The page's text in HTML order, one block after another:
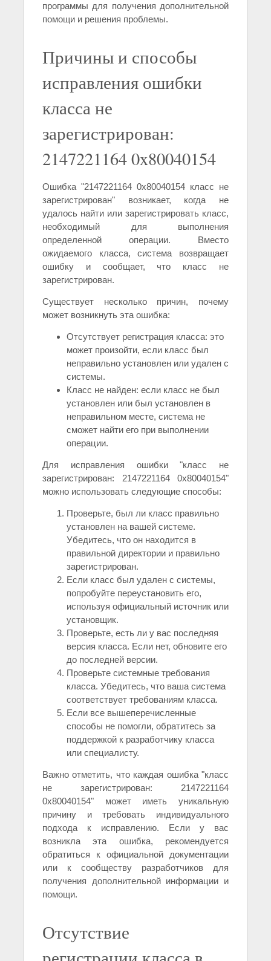
программы для получения дополнительной
помощи и решения проблемы.
Причины и способы
исправления ошибки
класса не
зарегистрирован:
2147221164 0x80040154
Ошибка "2147221164 0x80040154 класс не
зарегистрирован" возникает, когда не
удалось найти или зарегистрировать класс,
необходимый для выполнения
определенной операции. Вместо
ожидаемого класса, система возвращает
ошибку и сообщает, что класс не
зарегистрирован.
Существует несколько причин, почему
может возникнуть эта ошибка:
Отсутствует регистрация класса: это
может произойти, если класс был
неправильно установлен или удален с
системы.
Класс не найден: если класс не был
установлен или был установлен в
неправильном месте, система не
сможет найти его при выполнении
операции.
Для исправления ошибки "класс не
зарегистрирован: 2147221164 0x80040154"
можно использовать следующие способы:
Проверьте, был ли класс правильно
установлен на вашей системе.
Убедитесь, что он находится в
правильной директории и правильно
зарегистрирован.
Если класс был удален с системы,
попробуйте переустановить его,
используя официальный источник или
установщик.
Проверьте, есть ли у вас последняя
версия класса. Если нет, обновите его
до последней версии.
Проверьте системные требования
класса. Убедитесь, что ваша система
соответствует требованиям класса.
Если все вышеперечисленные
способы не помогли, обратитесь за
поддержкой к разработчику класса
или специалисту.
Важно отметить, что каждая ошибка "класс
не зарегистрирован: 2147221164
0x80040154" может иметь уникальную
причину и требовать индивидуального
подхода к исправлению. Если у вас
возникла эта ошибка, рекомендуется
обратиться к официальной документации
или к сообществу разработчиков для
получения дополнительной информации и
помощи.
Отсутствие